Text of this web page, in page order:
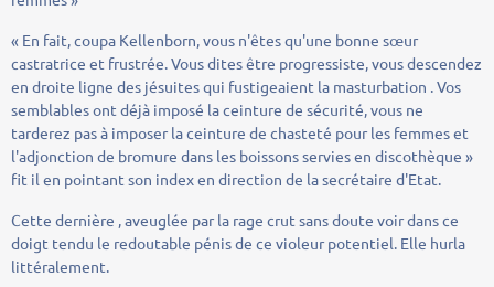
« En fait, coupa Kellenborn, vous n'êtes qu'une bonne sœur
castratrice et frustrée. Vous dites être progressiste, vous descendez
en droite ligne des jésuites qui fustigeaient la masturbation . Vos
semblables ont déjà imposé la ceinture de sécurité, vous ne
tarderez pas à imposer la ceinture de chasteté pour les femmes et
l'adjonction de bromure dans les boissons servies en discothèque »
fit il en pointant son index en direction de la secrétaire d'Etat.
Cette dernière , aveuglée par la rage crut sans doute voir dans ce
doigt tendu le redoutable pénis de ce violeur potentiel. Elle hurla
littéralement.